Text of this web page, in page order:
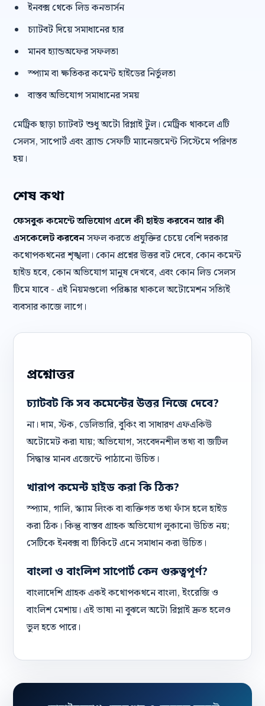
ইনবক্স থেকে লিড কনভার্সন
চ্যাটবট দিয়ে সমাধানের হার
মানব হ্যান্ডঅফের সফলতা
স্প্যাম বা ক্ষতিকর কমেন্ট হাইডের নির্ভুলতা
বাস্তব অভিযোগ সমাধানের সময়
মেট্রিক ছাড়া চ্যাটবট শুধু অটো রিপ্লাই টুল। মেট্রিক থাকলে এটি
সেলস, সাপোর্ট এবং ব্র্যান্ড সেফটি ম্যানেজমেন্ট সিস্টেমে পরিণত
হয়।
শেষ কথা
ফেসবুক কমেন্টে অভিযোগ এলে কী হাইড করবেন আর কী
এসকেলেট করবেনসফল করতে প্রযুক্তির চেয়ে বেশি দরকার
কথোপকথনের শৃঙ্খলা। কোন প্রশ্নের উত্তর বট দেবে, কোন কমেন্ট
হাইড হবে, কোন অভিযোগ মানুষ দেখবে, এবং কোন লিড সেলস
টিমে যাবে - এই নিয়মগুলো পরিষ্কার থাকলে অটোমেশন সত্যিই
ব্যবসার কাজে লাগে।
প্রশ্নোত্তর
চ্যাটবট কি সব কমেন্টের উত্তর নিজে দেবে?
না। দাম, স্টক, ডেলিভারি, বুকিং বা সাধারণ এফএকিউ
অটোমেট করা যায়; অভিযোগ, সংবেদনশীল তথ্য বা জটিল
সিদ্ধান্ত মানব এজেন্টে পাঠানো উচিত।
খারাপ কমেন্ট হাইড করা কি ঠিক?
স্প্যাম, গালি, স্ক্যাম লিংক বা ব্যক্তিগত তথ্য ফাঁস হলে হাইড
করা ঠিক। কিন্তু বাস্তব গ্রাহক অভিযোগ লুকানো উচিত নয়;
সেটিকে ইনবক্স বা টিকিটে এনে সমাধান করা উচিত।
বাংলা ও বাংলিশ সাপোর্ট কেন গুরুত্বপূর্ণ?
বাংলাদেশি গ্রাহক একই কথোপকথনে বাংলা, ইংরেজি ও
বাংলিশ মেশায়। এই ভাষা না বুঝলে অটো রিপ্লাই দ্রুত হলেও
ভুল হতে পারে।